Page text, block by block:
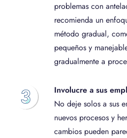
problemas con
recomienda un
método gradual,
pequeños y
gradualmente a
Involucre a sus
No deje solos a sus
nuevos procesos y
cambios pueden